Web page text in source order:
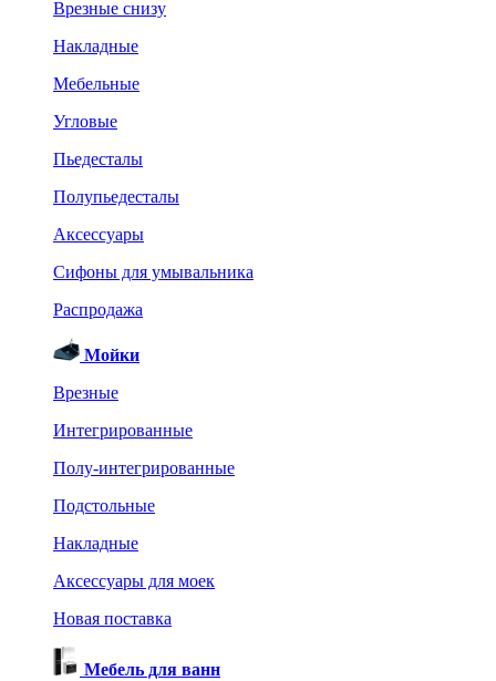
Врезные снизу
Накладные
Мебельные
Угловые
Пьедесталы
Полупьедесталы
Аксессуары
Сифоны для умывальника
Распродажа
Мойки
Врезные
Интегрированные
Полу-интегрированные
Подстольные
Накладные
Аксессуары для моек
Новая поставка
Мебель для ванн